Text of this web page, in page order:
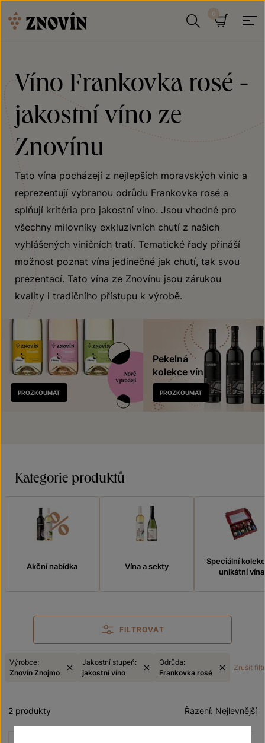
Víno Frankovka rosé -
jakostní víno ze
Znovínu
Tato vína pocházejí z nejlepších moravských vinic a
reprezentují vybranou odrůdu Frankovka rosé a
splňují kritéria pro jakostní víno. Jsou vhodné pro
všechny milovníky exkluzivních chutí z našich
vyhlášených viničních tratí. Tematické řady přináší
možnost poznat vína jedinečné jak chutí, tak svou
prezentací. Tato vína ze Znovínu jsou zárukou
kvality i tradičního přístupu k výrobě.
Nově
v prodeji
PROZKOUMAT
Pekelná
kolekce vín
PROZKOUMAT
Kategorie produktů
Akční nabídka Vína a sekty
Speciální
unikátní vína
FILTROVAT
Výrobce:
Znovín Znojmo
Jakostní stupeň:
jakostní víno
Odrůda:
Frankovka rosé
Zrušit
Nejlevnější
Řazení:
2 produkty